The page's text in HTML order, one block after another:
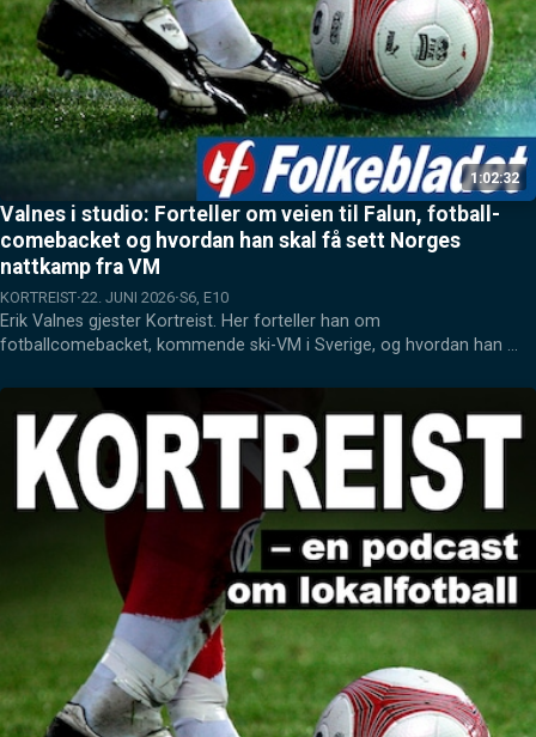
1:02:32
Valnes i studio: Forteller om veien til Falun, fotball-
comebacket og hvordan han skal få sett Norges
nattkamp fra VM
KORTREIST 22. JUNI 2026 S6, E10
Erik Valnes gjester Kortreist. Her forteller han om
fotballcomebacket, kommende ski-VM i Sverige, og hvordan han
pluss mye mer. Podcasten kan høres her eller der du ellers hører
podcast, som Spotify, Eller Apple Podcasts.